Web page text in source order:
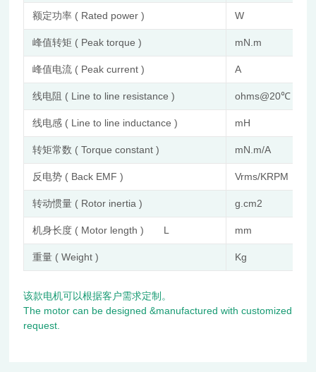
额定功率 ( Rated power ) W
峰值转矩 ( Peak torque ) mN.m
峰值电流 ( Peak current ) A
线电阻 ( Line to line resistance ) ohms@20℃
线电感 ( Line to line inductance ) mH
转矩常数 ( Torque constant ) mN.m/A
反电势 ( Back EMF ) Vrms/KRPM
转动惯量 ( Rotor inertia ) g.cm2
机身长度 ( Motor length ) L mm
重量 ( Weight ) Kg
该款电机可以根据客户需求定制。
The motor can be designed &manufactured with customized
request.